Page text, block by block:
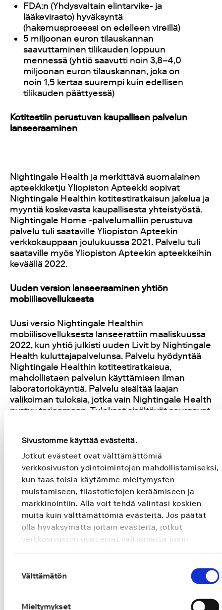
Sivustomme käyttää evästeitä.
Jotkut evästeet ovat välttämättömiä
verkkosivuston ydintoimintojen mahdollistamiseksi,
kun taas toisia käytämme mieltymysten
muistamiseen, tilastotietojen keräämiseen ja
markkinointiin. Alla voit tehdä valintasi koskien
muita kuin välttämättömiä evästeitä. Jos päätät
olla hyväksymättä joitain evästeitä, jotkut
verkkosivuston osat eivät välttämättä toimi
valinta
Välttämätön
Mieltymykset
FDA:n (Yhdysvaltain elintarvike- ja
lääkevirasto) hyväksyntä
(hakemusprosessi on edelleen vireillä)
5 miljoonan euron tilauskannan
saavuttaminen tilikauden loppuun
mennessä (yhtiö saavutti noin 3,8–4,0
miljoonan euron tilauskannan, joka on
noin 1,5 kertaa suurempi kuin edellisen
tilikauden päättyessä)
Kotitestiin perustuvan kaupallisen palvelun
lanseeraaminen
Nightingale Health ja merkittävä suomalainen
apteekkiketju Yliopiston Apteekki sopivat
Nightingale Healthin kotitestiratkaisun jakelua ja
myyntiä koskevasta kaupallisesta yhteistyöstä.
Nightingale Home -palvelumalliin perustuva
palvelu tuli saataville Yliopiston Apteekin
verkkokauppaan joulukuussa 2021. Palvelu tuli
saataville myös Yliopiston Apteekin apteekkeihin
keväällä 2022.
Uuden version lanseeraaminen yhtiön
mobiilisovelluksesta
Uusi versio Nightingale Healthin
mobiilisovelluksesta lanseerattiin maaliskuussa
2022, kun yhtiö julkisti uuden Livit by Nightingale
Health kuluttajapalvelunsa. Palvelu hyödyntää
Nightingale Healthin kotitestiratkaisua,
mahdollistaen palvelun käyttämisen ilman
laboratoriokäyntiä. Palvelu sisältää laajan
valikoiman tuloksia, jotka vain Nightingale Health
pystyy tarjoamaan. Tulokset sisältävät seuraavat
sydäntautiresistenssi, sydänikä,
diabetesresistenssi, mielen resilienssi,
vastustuskyvyn taso ja vastustuskykyikä.
Tulokset kertovat lisäksi terveysmittareihin
vaikuttavista tekijöistä (kolesterolitasapaino,
rasvahappotasapaino, ravintopohjaiset
rasvahapot, matala-asteinen tulehdus ja
aineenvaihdunnan tehokkuus).
Kansainvälisen kaupallisen yhteistyösopimuksen
Kesäkuussa 2022 Nightingale Health solmi
kansainvälisen digitaalisen terveyden toimijan